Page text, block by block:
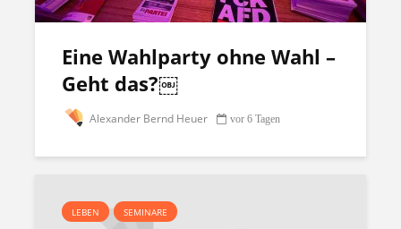
Eine Wahlparty ohne Wahl –
Geht das?￼
Alexander Bernd Heuer vor 6 Tagen
LEBEN SEMINARE